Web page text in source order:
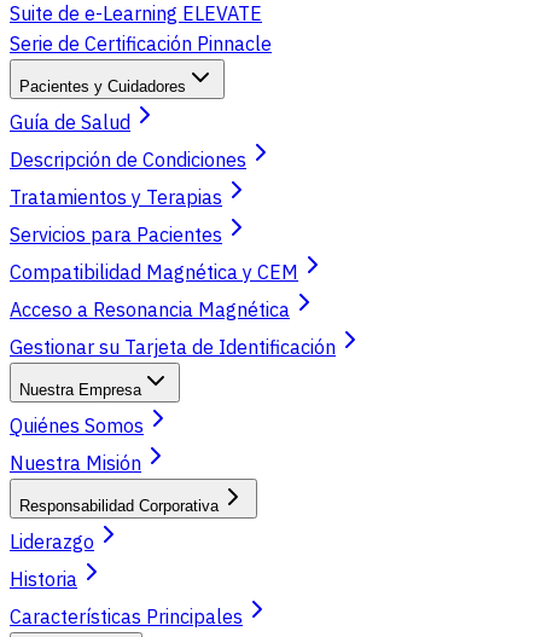
Suite de e-Learning ELEVATE
Serie de Certificación Pinnacle
Pacientes y Cuidadores
Guía de Salud
Descripción de Condiciones
Tratamientos y Terapias
Servicios para Pacientes
Compatibilidad Magnética y CEM
Acceso a Resonancia Magnética
Gestionar su Tarjeta de Identificación
Nuestra Empresa
Quiénes Somos
Nuestra Misión
Responsabilidad Corporativa
Liderazgo
Historia
Características Principales